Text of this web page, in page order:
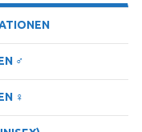
♂
♀